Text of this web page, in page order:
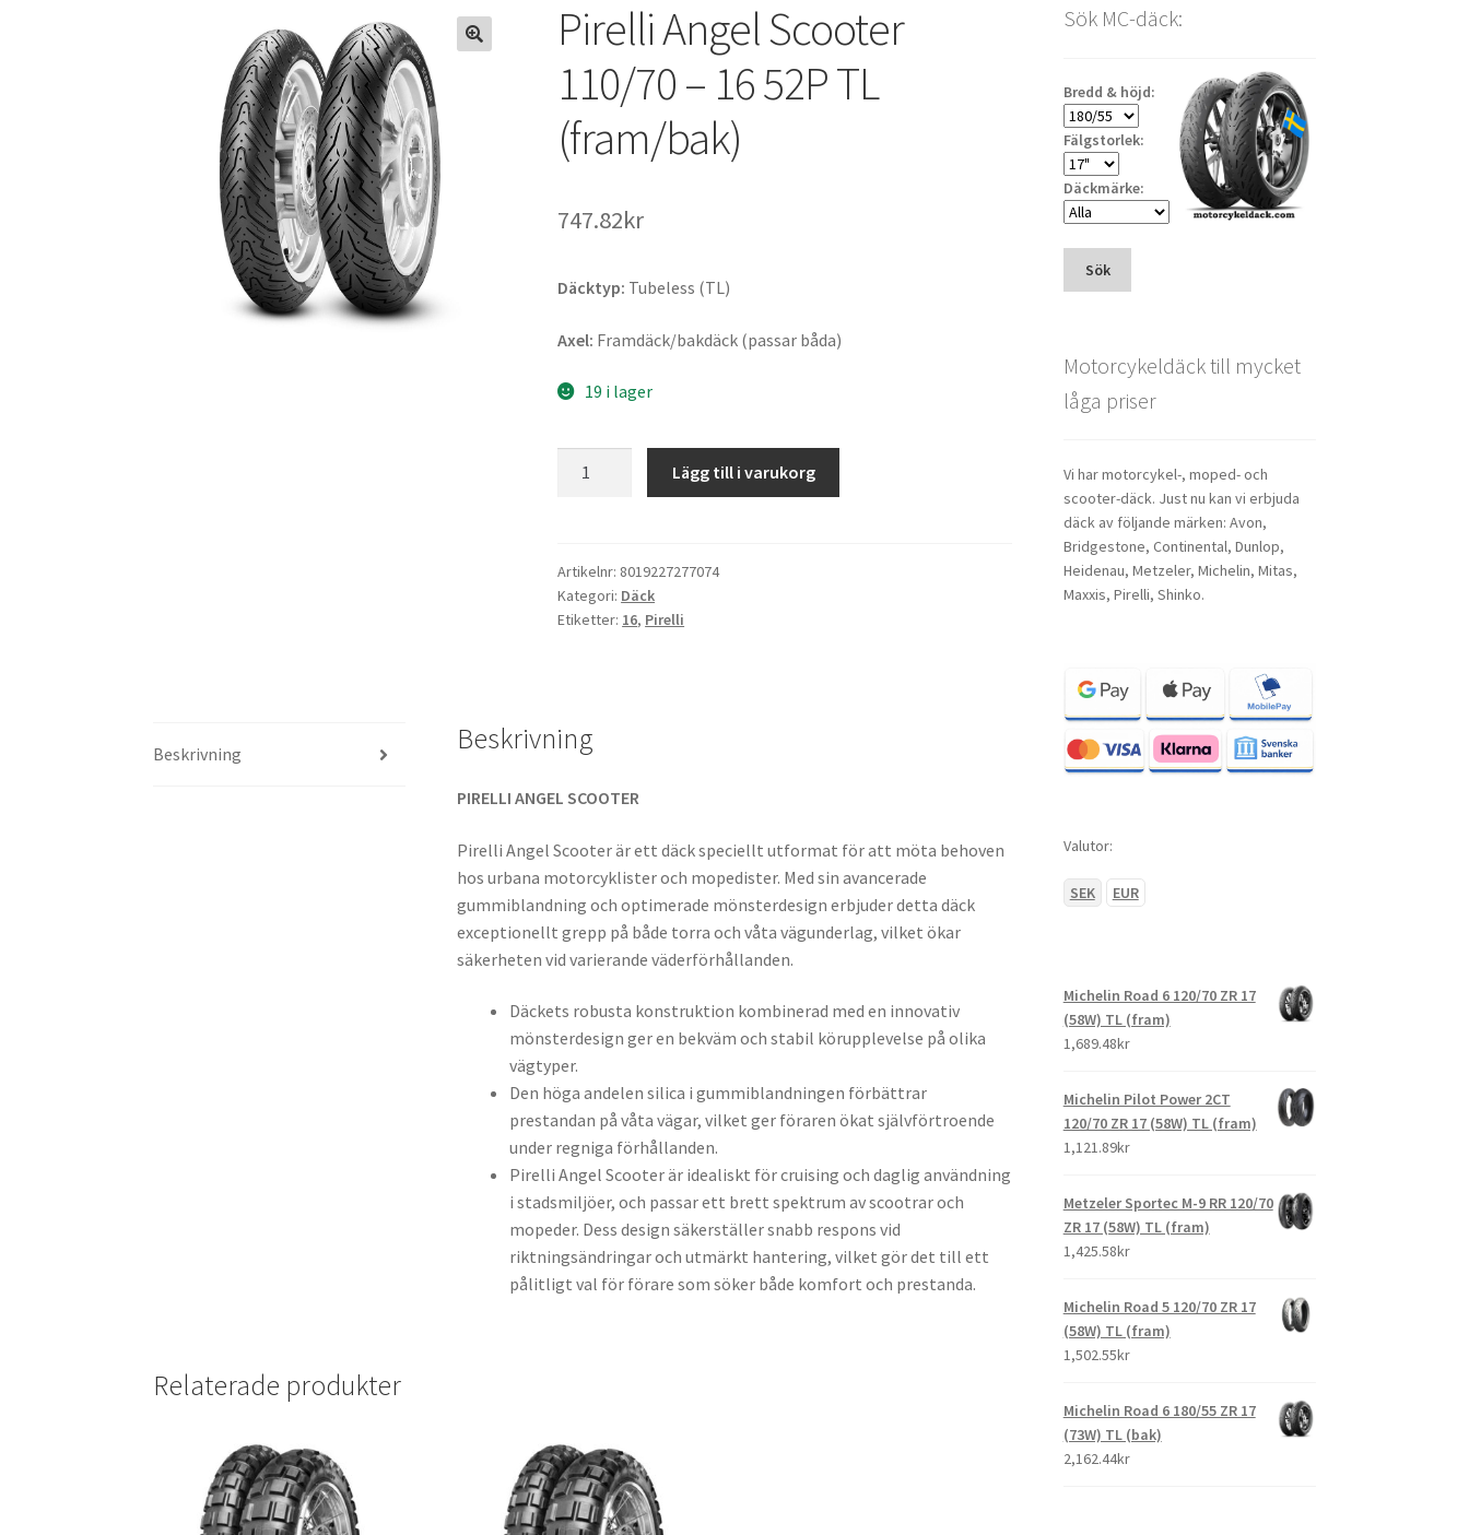
Pirelli Angel Scooter
110/70 – 16 52P TL
(fram/bak)
747.82kr
Däcktyp: Tubeless (TL)
Axel: Framdäck/bakdäck (passar båda)
19 i lager
-
16
52P
Lägg till i varukorg
Artikelnr: 8019227277074
Kategori: Däck
Etiketter: 16, Pirelli
Beskrivning Beskrivning
PIRELLI ANGEL SCOOTER
Pirelli Angel Scooter är ett däck speciellt utformat för att möta behoven
hos urbana motorcyklister och mopedister. Med sin avancerade
gummiblandning och optimerade mönsterdesign erbjuder detta däck
exceptionellt grepp på både torra och våta vägunderlag, vilket ökar
säkerheten vid varierande väderförhållanden.
Däckets robusta konstruktion kombinerad med en innovativ
mönsterdesign ger en bekväm och stabil körupplevelse på olika
vägtyper.
Den höga andelen silica i gummiblandningen förbättrar
prestandan på våta vägar, vilket ger föraren ökat självförtroende
under regniga förhållanden.
Pirelli Angel Scooter är idealiskt för cruising och daglig användning
i stadsmiljöer, och passar ett brett spektrum av scootrar och
mopeder. Dess design säkerställer snabb respons vid
riktningsändringar och utmärkt hantering, vilket gör det till ett
pålitligt val för förare som söker både komfort och prestanda.
Relaterade produkter
Sök MC-däck:
Bredd & höjd:
Fälgstorlek:
Däckmärke:
Sök
Motorcykeldäck till mycket
låga priser
Vi har motorcykel-, moped- och
scooter-däck. Just nu kan vi erbjuda
däck av följande märken: Avon,
Bridgestone, Continental, Dunlop,
Heidenau, Metzeler, Michelin, Mitas,
Maxxis, Pirelli, Shinko.
Valutor:
SEK EUR
Michelin Road 6 120/70 ZR 17
(58W) TL (fram)
1,689.48kr
Michelin Pilot Power 2CT
120/70 ZR 17 (58W) TL (fram)
1,121.89kr
Metzeler Sportec M-9 RR 120/70
ZR 17 (58W) TL (fram)
1,425.58kr
Michelin Road 5 120/70 ZR 17
(58W) TL (fram)
1,502.55kr
Michelin Road 6 180/55 ZR 17
(73W) TL (bak)
2,162.44kr